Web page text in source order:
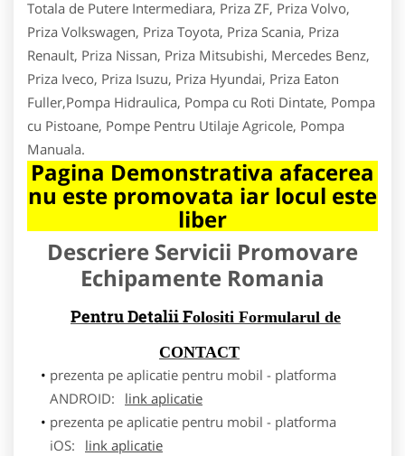
Totala de Putere Intermediara, Priza ZF, Priza Volvo,
Priza Volkswagen, Priza Toyota, Priza Scania, Priza
Renault, Priza Nissan, Priza Mitsubishi, Mercedes Benz,
Priza Iveco, Priza Isuzu, Priza Hyundai, Priza Eaton
Fuller,Pompa Hidraulica, Pompa cu Roti Dintate, Pompa
cu Pistoane, Pompe Pentru Utilaje Agricole, Pompa
Manuala.
Pagina Demonstrativa afacerea
nu este promovata iar locul este
liber
Descriere Servicii Promovare
Echipamente Romania
Pentru Detalii Folositi Formularul de
CONTACT
prezenta pe aplicatie pentru mobil - platforma
ANDROID:
link aplicatie
prezenta pe aplicatie pentru mobil - platforma
iOS:
link aplicatie